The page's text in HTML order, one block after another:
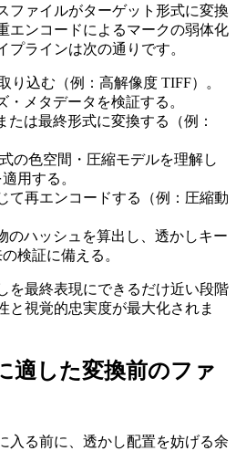
ファイルがターゲット形式に変換
エンコードによるマークの弱体化
プラインは次の通りです。
り込む（例：高解像度 TIFF）。
・メタデータを検証する。
たは最終形式に変換する（例：
の色空間・圧縮モデルを理解し
用する。
て再エンコードする（例：圧縮動
のハッシュを算出し、透かしキー
検証に備える。
を最終表現にできるだけ近い段階
と視覚的忠実度が最大化されま
適した変換前のファ
入る前に、透かし配置を妨げる余